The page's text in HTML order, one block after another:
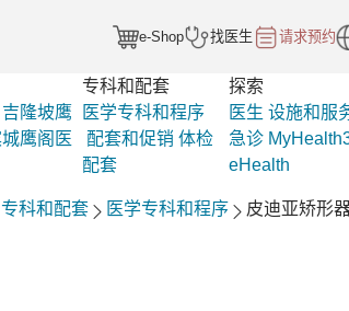
e-Shop 找医生 请求预约
吉隆坡鹰
鹰阁医
专科和配套
医学专科和程序
配套和促销 体检
配套
探索
医生 设施和服
急诊
eHealth
专科和配套 医学专科和程序 皮迪亚矫形